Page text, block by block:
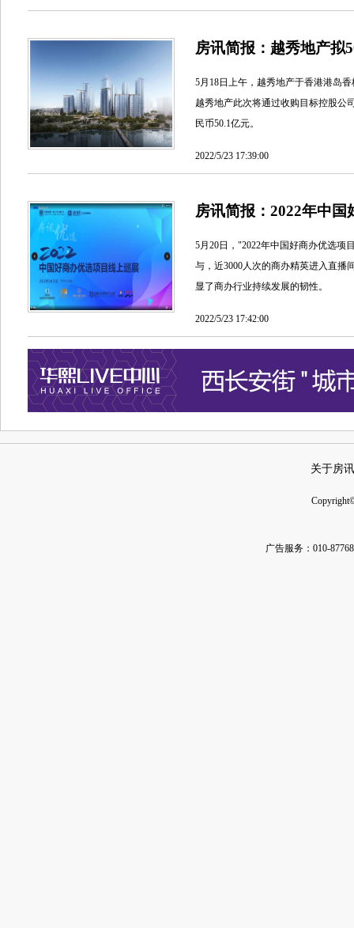
房讯简报：越秀地产拟
5月18日上午，越秀地产于香港港岛
越秀地产此次将通过收购目标控股公
民币50.1亿元。
2022/5/23 17:39:00
房讯简报：2022年中
5月20日，"2022年中国好商办优选项
与，近3000人次的商办精英进入直播
显了商办行业持续发展的韧性。
2022/5/23 17:42:00
关于房讯
Copyright
广告服务：010-